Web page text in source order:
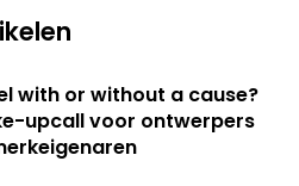
with or without a cause?
upcall voor ontwerpers